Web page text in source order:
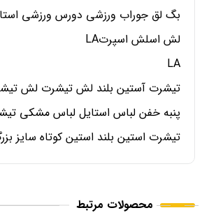
بگ لق جوراب ورزشی دورس ورزشی
لش اسلش اسپرتLA
LA
تیشرت آستین بلند لش تیشرت لش
پنبه خفن لباس استایل لباس مشکی
تیشرت استین بلند استین کوتاه سایز
محصولات مرتبط